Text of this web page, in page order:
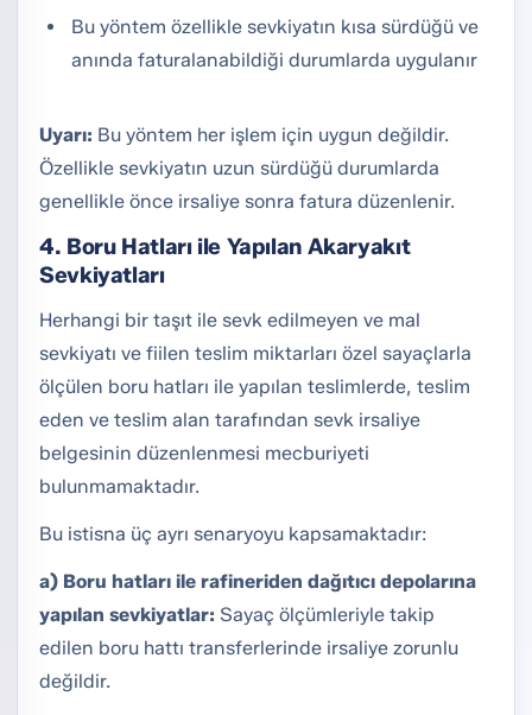
Bu yöntem özellikle sevkiyatın kısa sürdüğü ve
anında faturalanabildiği durumlarda uygulanır
Uyarı: Bu yöntem her işlem için uygun değildir.
Özellikle sevkiyatın uzun sürdüğü durumlarda
genellikle önce irsaliye sonra fatura düzenlenir.
4. Boru Hatları ile Yapılan Akaryakıt
Sevkiyatları
Herhangi bir taşıt ile sevk edilmeyen ve mal
sevkiyatı ve fiilen teslim miktarları özel sayaçlarla
ölçülen boru hatları ile yapılan teslimlerde, teslim
eden ve teslim alan tarafından sevk irsaliye
belgesinin düzenlenmesi mecburiyeti
bulunmamaktadır.
Bu istisna üç ayrı senaryoyu kapsamaktadır:
a) Boru hatları ile rafineriden dağıtıcı depolarına
yapılan sevkiyatlar: Sayaç ölçümleriyle takip
edilen boru hattı transferlerinde irsaliye zorunlu
değildir.